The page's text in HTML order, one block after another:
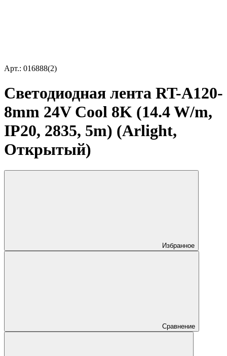
Арт.: 016888(2)
Светодиодная лента RT-A120-
8mm 24V Cool 8K (14.4 W/m,
IP20, 2835, 5m) (Arlight,
Открытый)
Избранное
Сравнение